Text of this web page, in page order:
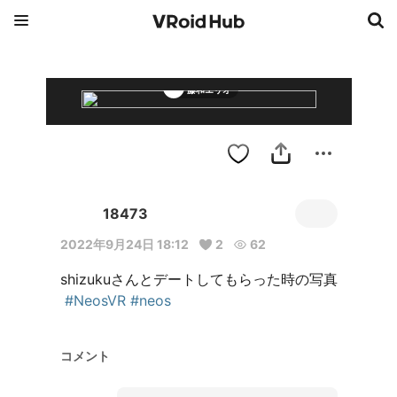
藤和エリオ
18473
2022年9月24日 18:12 2 62
shizukuさんとデートしてもらった時の写真
#NeosVR #neos
コメント